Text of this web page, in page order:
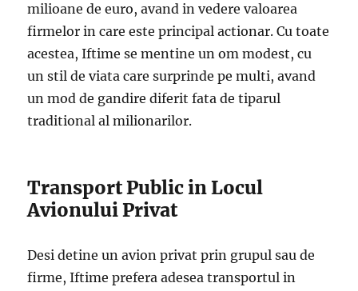
milioane de euro, avand in vedere valoarea
firmelor in care este principal actionar. Cu toate
acestea, Iftime se mentine un om modest, cu
un stil de viata care surprinde pe multi, avand
un mod de gandire diferit fata de tiparul
traditional al milionarilor.
Transport Public in Locul
Avionului Privat
Desi detine un avion privat prin grupul sau de
firme, Iftime prefera adesea transportul in